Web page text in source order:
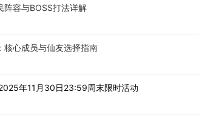
阵容与BOSS打法详解
核心成员与仙友选择指南
年11月30日23:59周末限时活动